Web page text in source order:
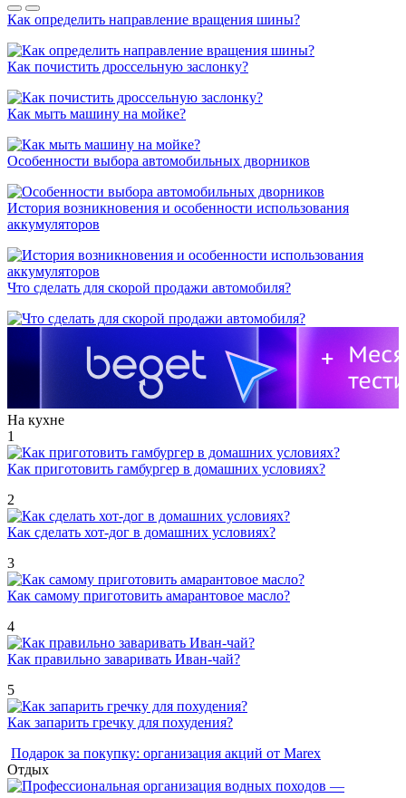
Как определить направление вращения шины?
Как почистить дроссельную заслонку?
Как мыть машину на мойке?
Особенности выбора автомобильных дворников
История возникновения и особенности использования
аккумуляторов
Что сделать для скорой продажи автомобиля?
На кухне
1
Как приготовить гамбургер в домашних условиях?
2
Как сделать хот-дог в домашних условиях?
3
Как самому приготовить амарантовое масло?
4
Как правильно заваривать Иван-чай?
5
Как запарить гречку для похудения?
Подарок за покупку: организация акций от Marex
Отдых